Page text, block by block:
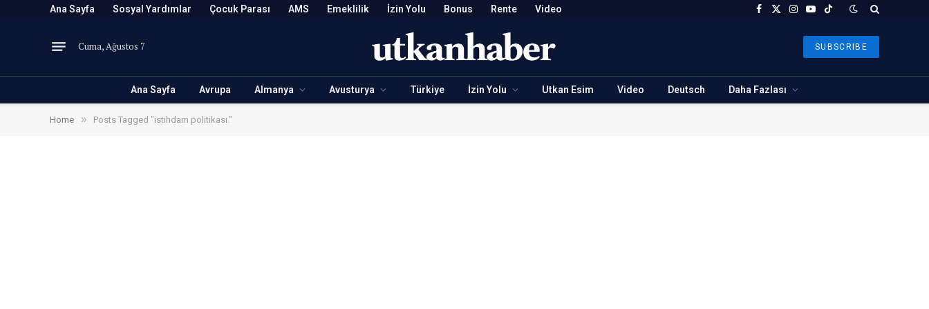
Ana Sayfa Sosyal Yardımlar Çocuk Parası AMS Emeklilik İzin Yolu Bonus Rente Video Facebook
X
Instagram
YouTubeTikTok
Cuma, Ağustos 7 SUBSCRIBE
Ana Sayfa Avrupa Almanya Avusturya Türkiye İzin Yolu Utkan Esim Video Deutsch Daha Fazlası
Home » Posts Tagged "istihdam politikası."